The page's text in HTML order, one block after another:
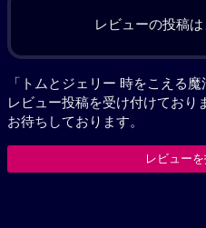
レビューの投稿は
「トムとジェリー 時をこえる
レビュー投稿を受け付けており
お待ちしております。
レビュー